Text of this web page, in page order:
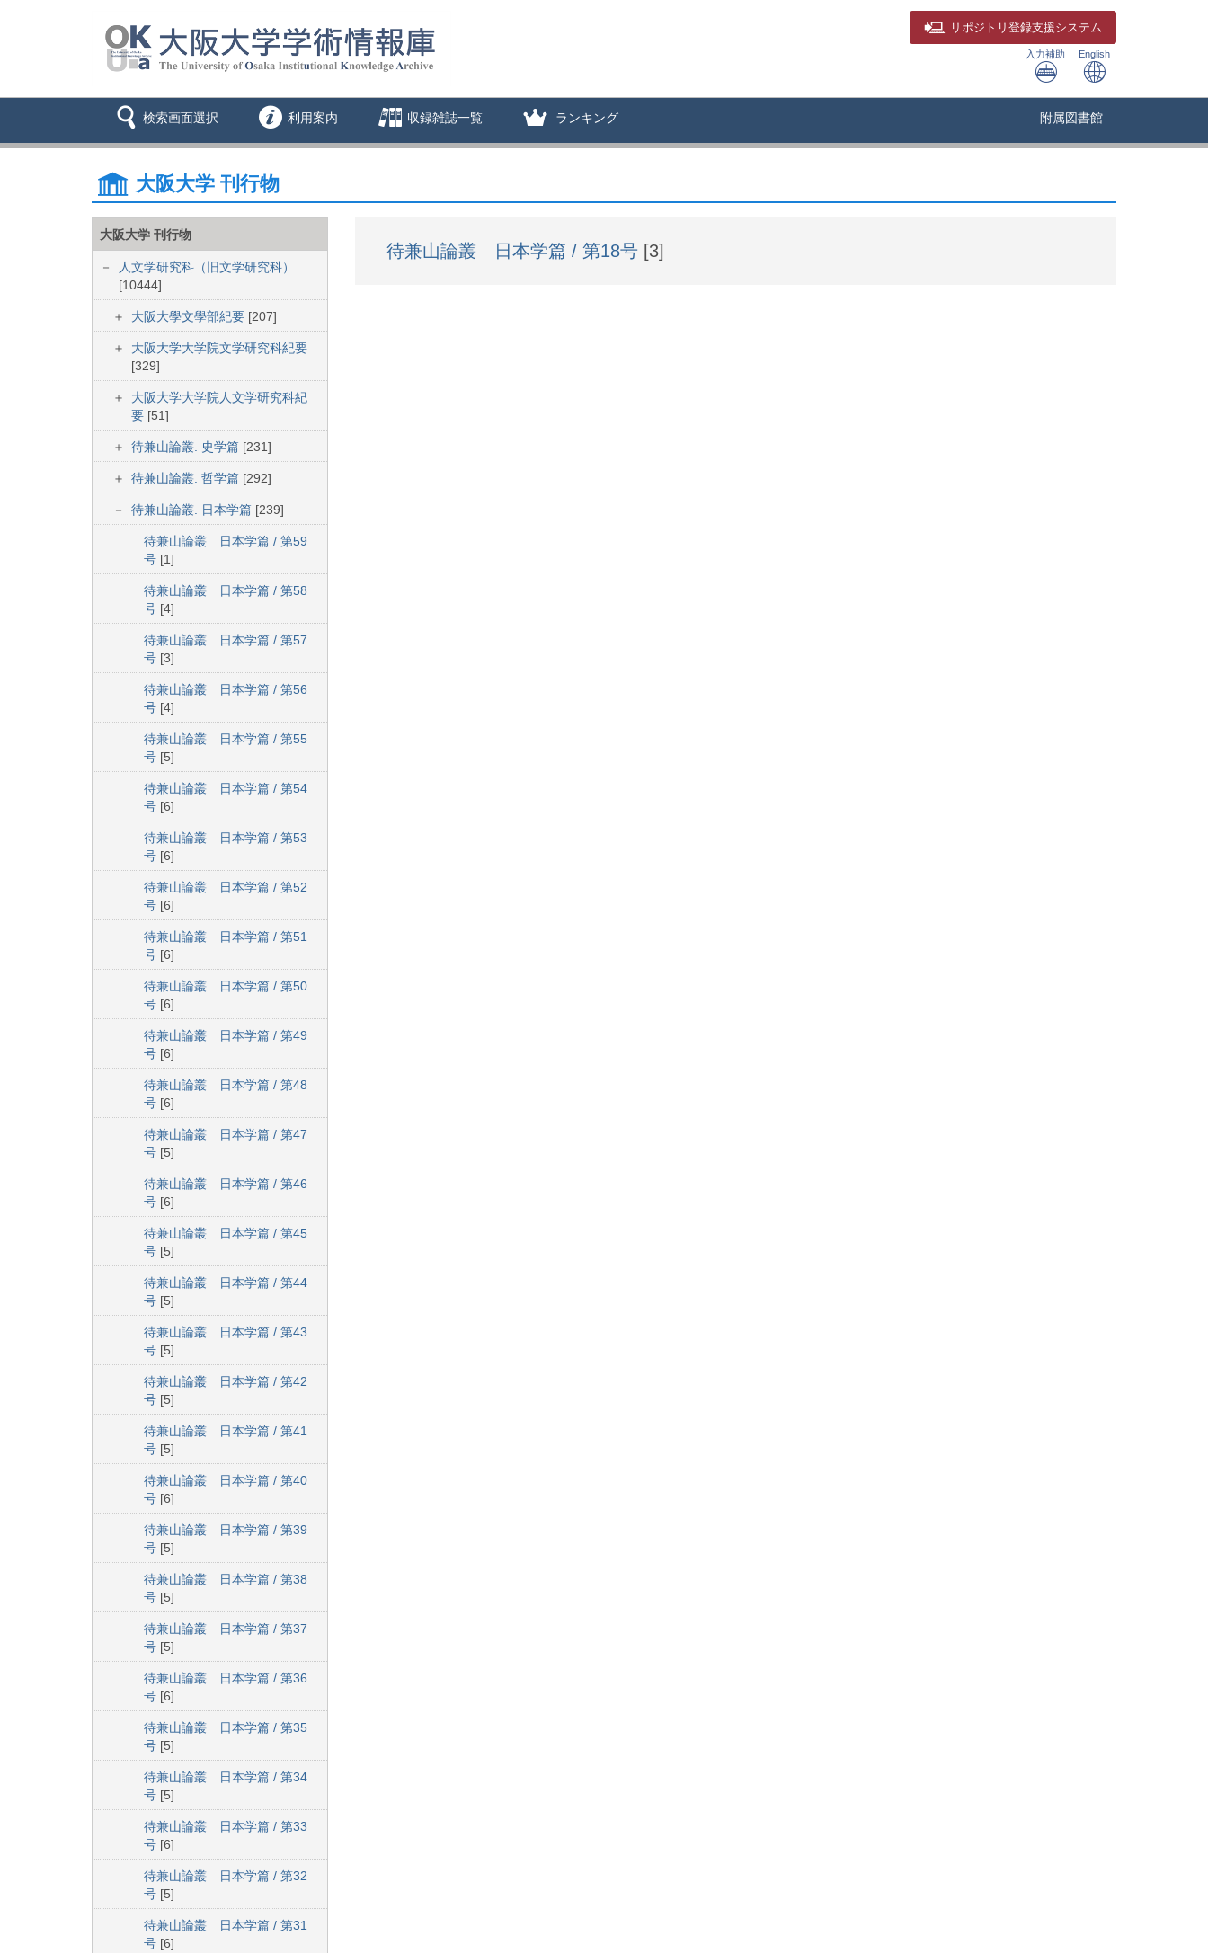
リポジトリ 登録支援システム
入力補助 English
検索画面選択 利用案内 収録雑誌一覧 ランキング 附属図書館
大阪大学 刊行物
大阪大学 刊行物
人文学研究科（旧文学研究科）
[10444]
大阪大學文學部紀要 [207]
大阪大学大学院文学研究科紀要
[329]
大阪大学大学院人文学研究科紀
要 [51]
待兼山論叢. 史学篇 [231]
待兼山論叢. 哲学篇 [292]
待兼山論叢. 日本学篇 [239]
待兼山論叢 日本学篇 / 第59
号 [1]
待兼山論叢 日本学篇 / 第58
号 [4]
待兼山論叢 日本学篇 / 第57
号 [3]
待兼山論叢 日本学篇 / 第56
号 [4]
待兼山論叢 日本学篇 / 第55
号 [5]
待兼山論叢 日本学篇 / 第54
号 [6]
待兼山論叢 日本学篇 / 第53
号 [6]
待兼山論叢 日本学篇 / 第52
号 [6]
待兼山論叢 日本学篇 / 第51
号 [6]
待兼山論叢 日本学篇 / 第50
号 [6]
待兼山論叢 日本学篇 / 第49
号 [6]
待兼山論叢 日本学篇 / 第48
号 [6]
待兼山論叢 日本学篇 / 第47
号 [5]
待兼山論叢 日本学篇 / 第46
号 [6]
待兼山論叢 日本学篇 / 第45
号 [5]
待兼山論叢 日本学篇 / 第44
号 [5]
待兼山論叢 日本学篇 / 第43
号 [5]
待兼山論叢 日本学篇 / 第42
号 [5]
待兼山論叢 日本学篇 / 第41
号 [5]
待兼山論叢 日本学篇 / 第40
号 [6]
待兼山論叢 日本学篇 / 第39
号 [5]
待兼山論叢 日本学篇 / 第38
号 [5]
待兼山論叢 日本学篇 / 第37
号 [5]
待兼山論叢 日本学篇 / 第36
号 [6]
待兼山論叢 日本学篇 / 第35
号 [5]
待兼山論叢 日本学篇 / 第34
号 [5]
待兼山論叢 日本学篇 / 第33
号 [6]
待兼山論叢 日本学篇 / 第32
号 [5]
待兼山論叢 日本学篇 / 第31
号 [6]
待兼山論叢 日本学篇 / 第18号 [3]